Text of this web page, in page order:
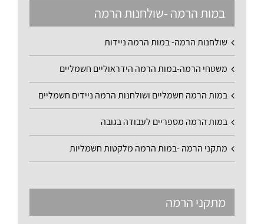
במות הרמה -שולחנות הרמה
שולחנות הרמה- במות הרמה ניידות
משטחי הרמה-במות הרמה הידראוליים חשמליים
במות הרמה חשמליים ושולחנות הרמה ניידים חשמליים
במות הרמה מספריים לעבודה בגובה
מתקני הרמה -במות הרמה מלקטות חשמליות
מתקני הרמה